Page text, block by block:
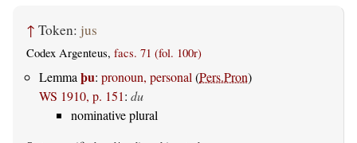
↑ Token: jus
Codex Argenteus, facs. 71 (fol. 100r)
Lemmaþu: pronoun, personal(Pers.Pron)
WS 1910, p. 151: du
nominative plural